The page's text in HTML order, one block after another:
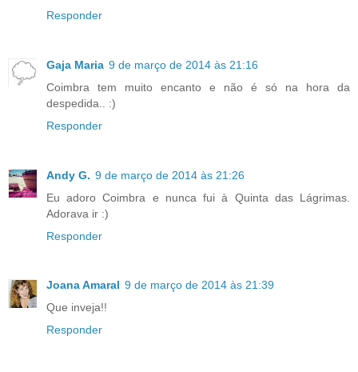
Responder
Gaja Maria 9 de março de 2014 às 21:16
Coimbra tem muito encanto e não é só na hora da
despedida.. :)
Responder
Andy G. 9 de março de 2014 às 21:26
Eu adoro Coimbra e nunca fui à Quinta das Lágrimas.
Adorava ir :)
Responder
Joana Amaral 9 de março de 2014 às 21:39
Que inveja!!
Responder